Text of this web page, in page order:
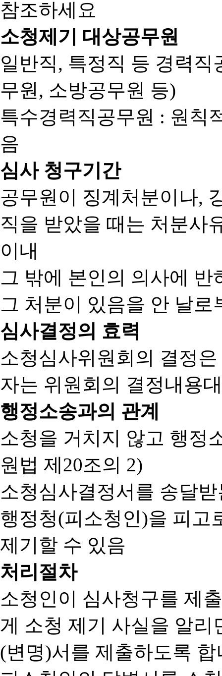
소청제기 대상공무원
일반직, 특정직 등 경력
무원, 소방공무원 등)
특수경력직공무원 : 원칙
음
심사 청구기간
공무원이 징계처분이나,
직을 받았을 때는 처분사
이내
그 밖에 본인의 의사에
그 처분이 있음을 안 날로
심사결정의 효력
소청심사위원회의 결정
자는 위원회의 결정내용
행정소송과의 관계
소청을 거치지 않고 행정
원법 제20조의 2)
소청심사결정서를 송달
행정청(피소청인)을 피고
제기할 수 있음
처리절차
소청인이 심사청구를 제
게 소청 제기 사실을 알
(변명)서를 제출하도록 합